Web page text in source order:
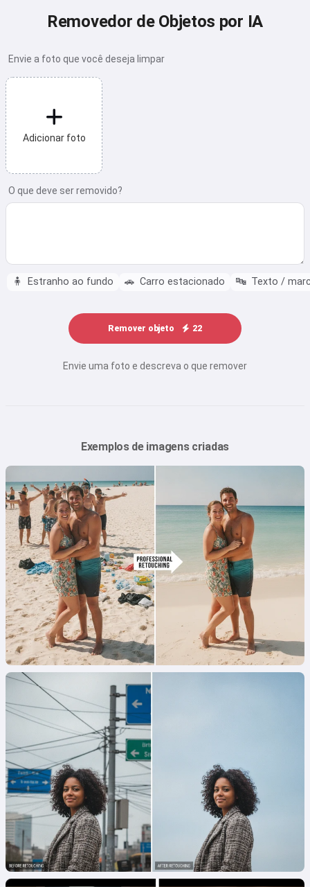
Removedor de Objetos por IA
Envie a foto que você deseja limpar
Adicionar foto
O que deve ser removido?
🧍 Estranho ao fundo 🚗 Carro estacionado 🔤 Texto /
Remover objeto 22
Envie uma foto e descreva o que remover
Exemplos de imagens criadas